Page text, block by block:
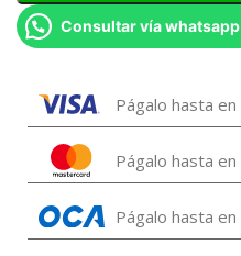
Consultar vía whatsapp
Págalo hasta en
Págalo hasta en
Págalo hasta en